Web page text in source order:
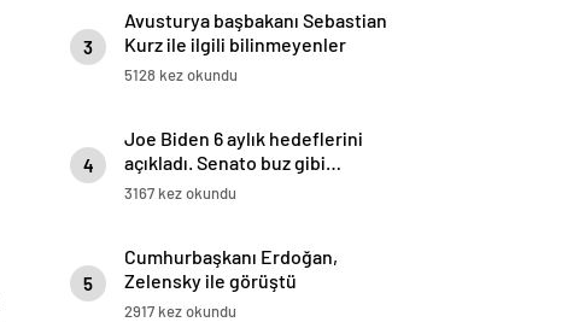
3
Avusturya başbakanı Sebastian
Kurz ile ilgili bilinmeyenler
5128 kez okundu
4
Joe Biden 6 aylık hedeflerini
açıkladı. Senato buz gibi…
3167 kez okundu
5
Cumhurbaşkanı Erdoğan,
Zelensky ile görüştü
2917 kez okundu